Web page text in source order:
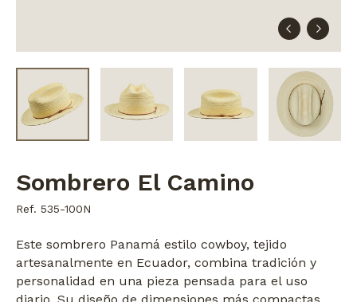
Sombrero El Camino
Ref. 535-100N
Este sombrero Panamá estilo cowboy, tejido
artesanalmente en Ecuador, combina tradición y
personalidad en una pieza pensada para el uso
diario. Su diseño de dimensiones más compactas